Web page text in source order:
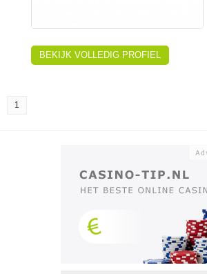
BEKIJK VOLLEDIG PROFIEL
1